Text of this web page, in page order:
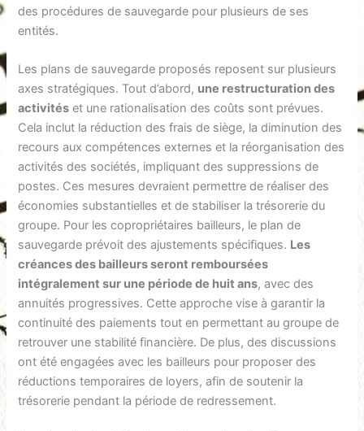
des procédures de sauvegarde pour plusieurs de ses
entités.
Les plans de sauvegarde proposés reposent sur plusieurs
axes stratégiques. Tout d’abord, une restructuration des
activités et une rationalisation des coûts sont prévues.
Cela inclut la réduction des frais de siège, la diminution des
recours aux compétences externes et la réorganisation des
activités des sociétés, impliquant des suppressions de
postes. Ces mesures devraient permettre de réaliser des
économies substantielles et de stabiliser la trésorerie du
groupe. Pour les copropriétaires bailleurs, le plan de
sauvegarde prévoit des ajustements spécifiques. Les
créances des bailleurs seront remboursées
intégralement sur une période de huit ans, avec des
annuités progressives. Cette approche vise à garantir la
continuité des paiements tout en permettant au groupe de
retrouver une stabilité financière. De plus, des discussions
ont été engagées avec les bailleurs pour proposer des
réductions temporaires de loyers, afin de soutenir la
trésorerie pendant la période de redressement.